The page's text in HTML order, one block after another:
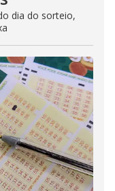
dia do sorteio,